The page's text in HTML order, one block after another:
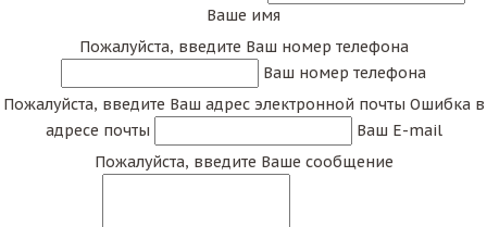
Ваше имя
Пожалуйста, введите Ваш номер телефона
Ваш номер телефона
Пожалуйста, введите Ваш адрес электронной почты Ошибка в
адресе почты
Ваш E-mail
Пожалуйста, введите Ваше сообщение